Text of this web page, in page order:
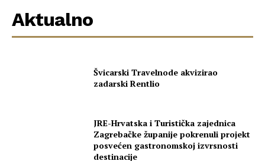
Aktualno
Švicarski Travelnode akvizirao
zadarski Rentlio
JRE-Hrvatska i Turistička zajednica
Zagrebačke županije pokrenuli projekt
posvećen gastronomskoj izvrsnosti
destinacije